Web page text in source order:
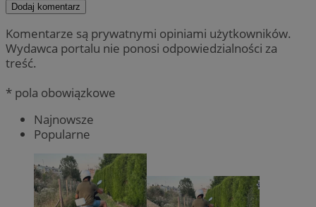
Dodaj komentarz
Komentarze są prywatnymi opiniami użytkowników.
Wydawca portalu nie ponosi odpowiedzialności za
treść.
* pola obowiązkowe
Najnowsze
Popularne